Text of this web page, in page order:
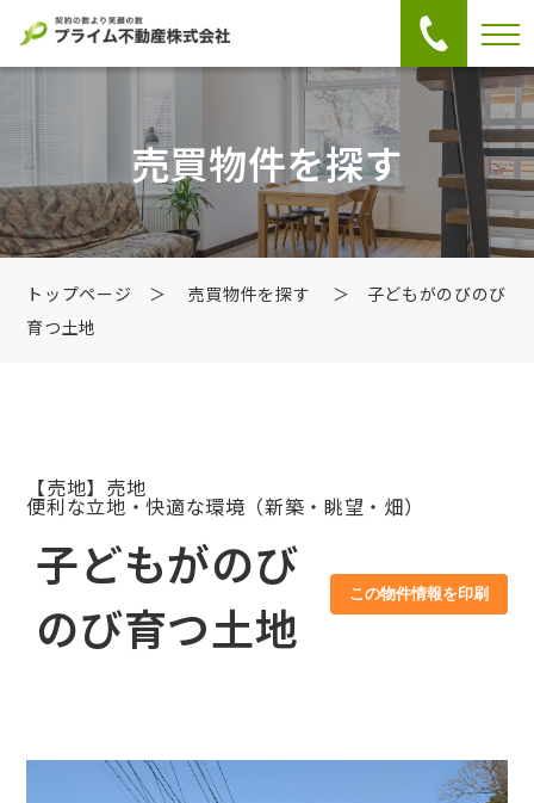
売買物件を探す
トップページ ＞ 売買物件を探す
＞ 子どもがのびのび
育つ土地
【売地】売地
便利な立地・快適な環境（新築・眺望・畑）
子どもがのび
のび育つ土地
この物件情報を印刷